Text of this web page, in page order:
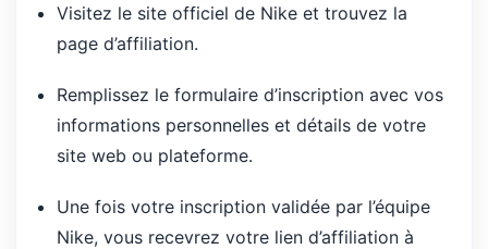
Visitez le site officiel de Nike et trouvez la
page d’affiliation.
Remplissez le formulaire d’inscription avec vos
informations personnelles et détails de votre
site web ou plateforme.
Une fois votre inscription validée par l’équipe
Nike, vous recevrez votre lien d’affiliation à